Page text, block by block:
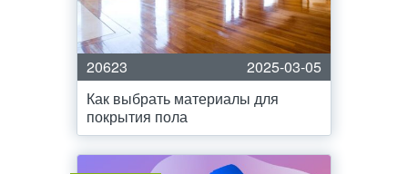
20623
2025-03-05
Как выбрать материалы для
покрытия пола